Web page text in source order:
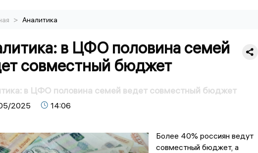
> Аналитика
в ЦФО половина семей
совместный бюджет
в ЦФО половина семей ведет совместный бюджет
2025 14:06
Более 40% россиян ведут
совместный бюджет, а